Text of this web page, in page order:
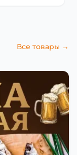
Все товары →